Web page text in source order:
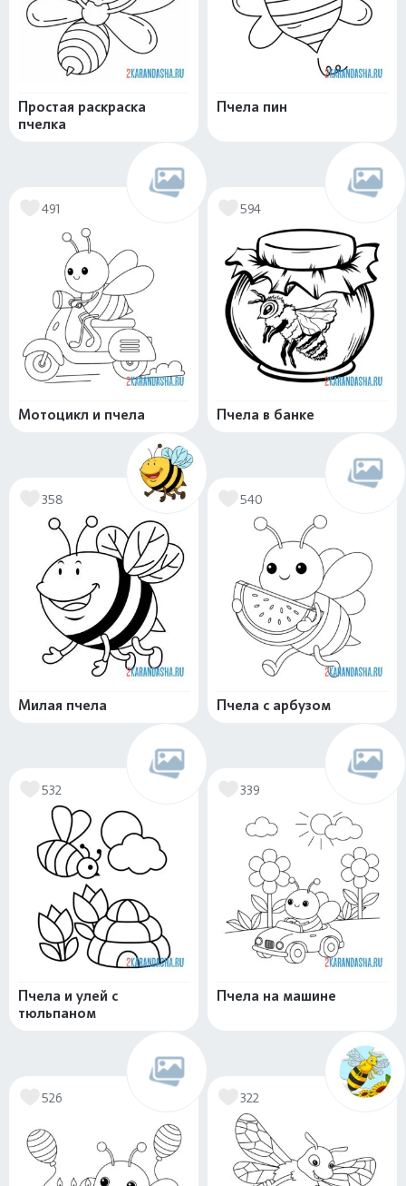
Простая раскраска
пчелка
Пчела пин
491
Мотоцикл и пчела
594
Пчела в банке
358
Милая пчела
540
Пчела с арбузом
532
Пчела и улей с
тюльпаном
339
Пчела на машине
526 322